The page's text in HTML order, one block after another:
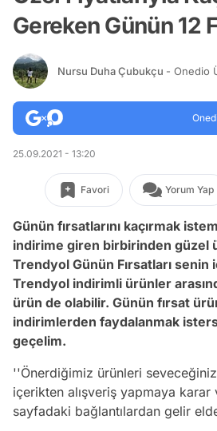
Gereken Günün 12
Nursu Duha Çubukçu - Onedio
25.09.2021 - 13:20
Favori Yorum Yap
Günün fırsatlarını kaçırmak
indirime giren birbirinden güzel
Trendyol Günün Fırsatları
Trendyol indirimli ürünler
ürün de olabilir. Günün fırsat
indirimlerden faydalanmak
geçelim.
''Önerdiğimiz ürünleri
içerikten alışveriş yapmaya karar
sayfadaki bağlantılardan gelir